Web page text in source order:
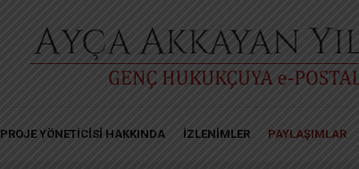
PROJE YÖNETİCİSİ HAKKINDA İZLENİMLER PAYLAŞIMLAR